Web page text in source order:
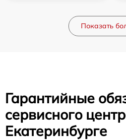
Показать
Гарантийные
сервисного
Екатеринбурге